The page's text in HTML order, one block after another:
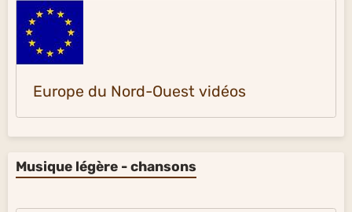
Europe du Nord-Ouest vidéos
Musique légère - chansons